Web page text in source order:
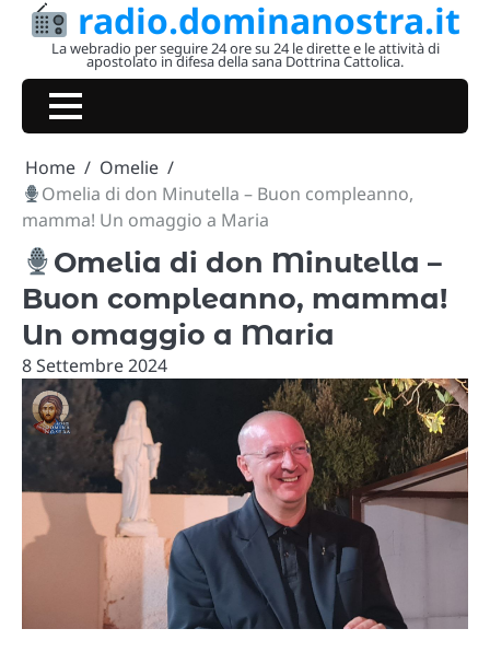
Skip
radio.dominanostra.it
La webradio per seguire 24 ore su 24 le dirette e le attività di
apostolato in difesa della sana Dottrina Cattolica.
Home
Omelie
Omelia di don Minutella – Buon compleanno,
mamma! Un omaggio a Maria
Omelia di don Minutella –
Buon compleanno, mamma!
Un omaggio a Maria
8 Settembre 2024